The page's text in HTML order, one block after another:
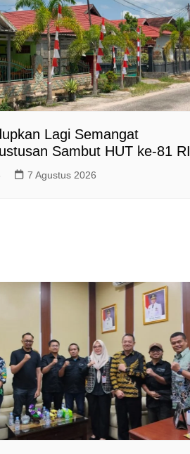
Lagi Semangat
Sambut HUT ke-81 RI
7 Agustus 2026